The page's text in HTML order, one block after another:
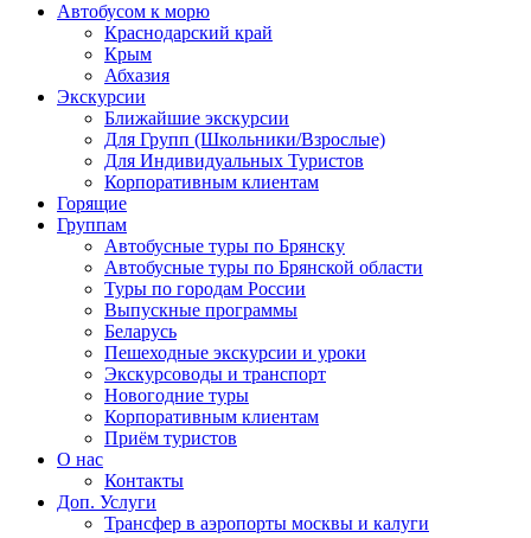
Автобусом к морю
Краснодарский край
Крым
Абхазия
Экскурсии
Ближайшие экскурсии
Для Групп (Школьники/Взрослые)
Для Индивидуальных Туристов
Корпоративным клиентам
Горящие
Группам
Автобусные туры по Брянску
Автобусные туры по Брянской области
Туры по городам России
Выпускные программы
Беларусь
Пешеходные экскурсии и уроки
Экскурсоводы и транспорт
Новогодние туры
Корпоративным клиентам
Приём туристов
О нас
Контакты
Доп. Услуги
Трансфер в аэропорты москвы и калуги